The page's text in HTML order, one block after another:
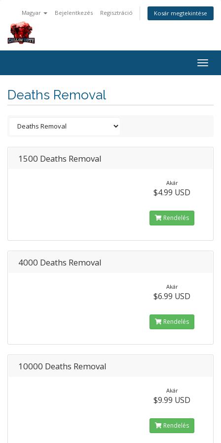
Magyar Bejelentkezés Regisztráció Kosár megtekintése
Deaths Removal
1500 Deaths Removal
Akár
$4.99 USD
Rendelés
4000 Deaths Removal
Akár
$6.99 USD
Rendelés
10000 Deaths Removal
Akár
$9.99 USD
Rendelés